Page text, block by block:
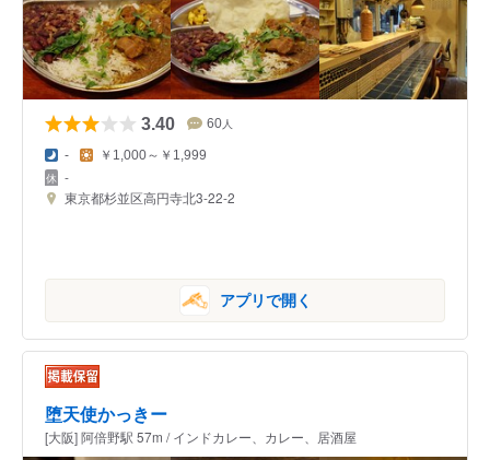
3.40 60 人
- ￥1,000～￥1,999
-
東京都杉並区高円寺北3-22-2
アプリで開く
堕天使かっきー
[大阪] 阿倍野駅 57m / インドカレー、カレー、居酒屋